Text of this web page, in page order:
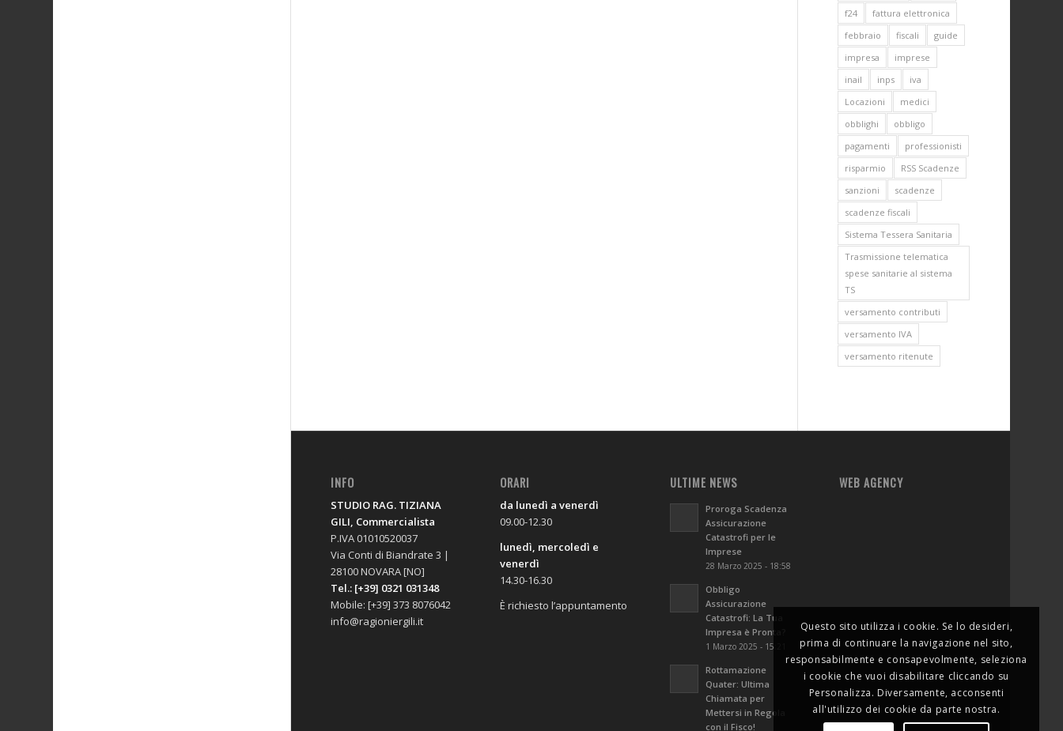
f24
fattura elettronica
febbraio
fiscali
guide
impresa
imprese
inail
inps
iva
Locazioni
medici
obblighi
obbligo
pagamenti
professionisti
risparmio
RSS Scadenze
sanzioni
scadenze
scadenze fiscali
Sistema Tessera Sanitaria
Trasmissione telematica
spese sanitarie al sistema
TS
versamento contributi
versamento IVA
versamento ritenute
INFO
STUDIO RAG. TIZIANA
GILI, Commercialista
P.IVA 01010520037
Via Conti di Biandrate 3 |
28100 NOVARA [NO]
Tel.: [+39] 0321 031348
Mobile: [+39] 373 8076042
info@ragioniergili.it
ORARI
da lunedì a venerdì
09.00-12.30
lunedì, mercoledì e
venerdì
14.30-16.30
È richiesto l’appuntamento
ULTIME NEWS
Proroga Scadenza
Assicurazione
Catastrofi per le
Imprese
28 Marzo 2025 - 18:58
Obbligo
Assicurazione
Catastrofi: La Tua
Impresa è Pronta?
1 Marzo 2025 - 15:21
Rottamazione
Quater: Ultima
Chiamata per
Mettersi in Regola
con il Fisco!
WEB AGENCY
Questo sito utilizza i cookie. Se lo desideri,
prima di continuare la navigazione nel sito,
responsabilmente e consapevolmente, seleziona
i cookie che vuoi disabilitare cliccando su
Personalizza. Diversamente, acconsenti
all'utilizzo dei cookie da parte nostra.